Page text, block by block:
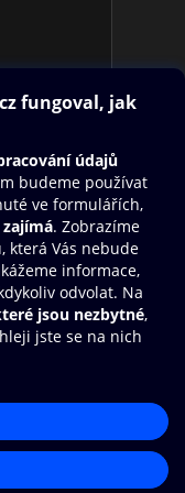
Knihovna
své e-knihy a